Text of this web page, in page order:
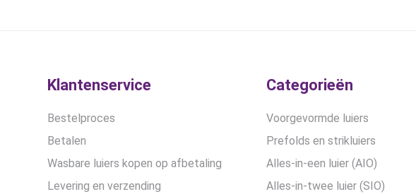
Klantenservice
Bestelproces
Betalen
Wasbare luiers kopen op afbetaling
Levering en verzending
Categorieën
Voorgevormde luiers
Prefolds en strikluiers
Alles-in-een luier (AIO)
Alles-in-twee luier (SIO)